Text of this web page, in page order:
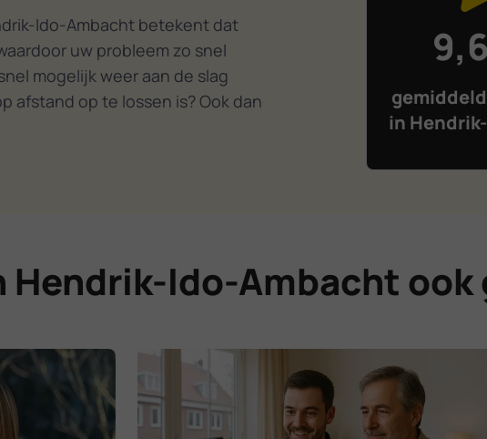
Ido-Ambacht betekent dat
uw probleem zo snel
mogelijk weer aan de slag
afstand op te lossen is? Ook dan
in
Hendrik-Ido-Ambacht ook